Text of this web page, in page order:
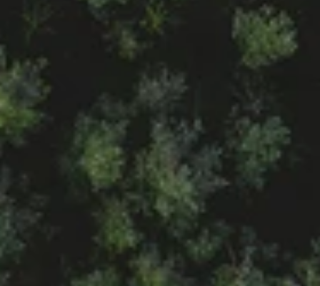
EGRESSY ANDRÁS
Értékesítési vezető
Telefonszám megjelenítése
KOZÁK GÁBOR
Nemzetközi Értékesítési Vezető
E-mail cím megjelenítése
Telefonszám megjelenítése
MAGYAR ZOLTÁN
Értékesítési Menedzser
E-mail cím megjelenítése
Telefonszám megjelenítése